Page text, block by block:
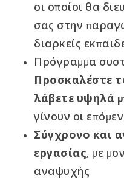
οι οποίοι θα
σας στην
διαρκείς
Πρόγραμμα
Προσκαλέστε
λάβετε υψηλά
γίνουν οι
Σύγχρονο και
εργασίας, με
αναψυχής